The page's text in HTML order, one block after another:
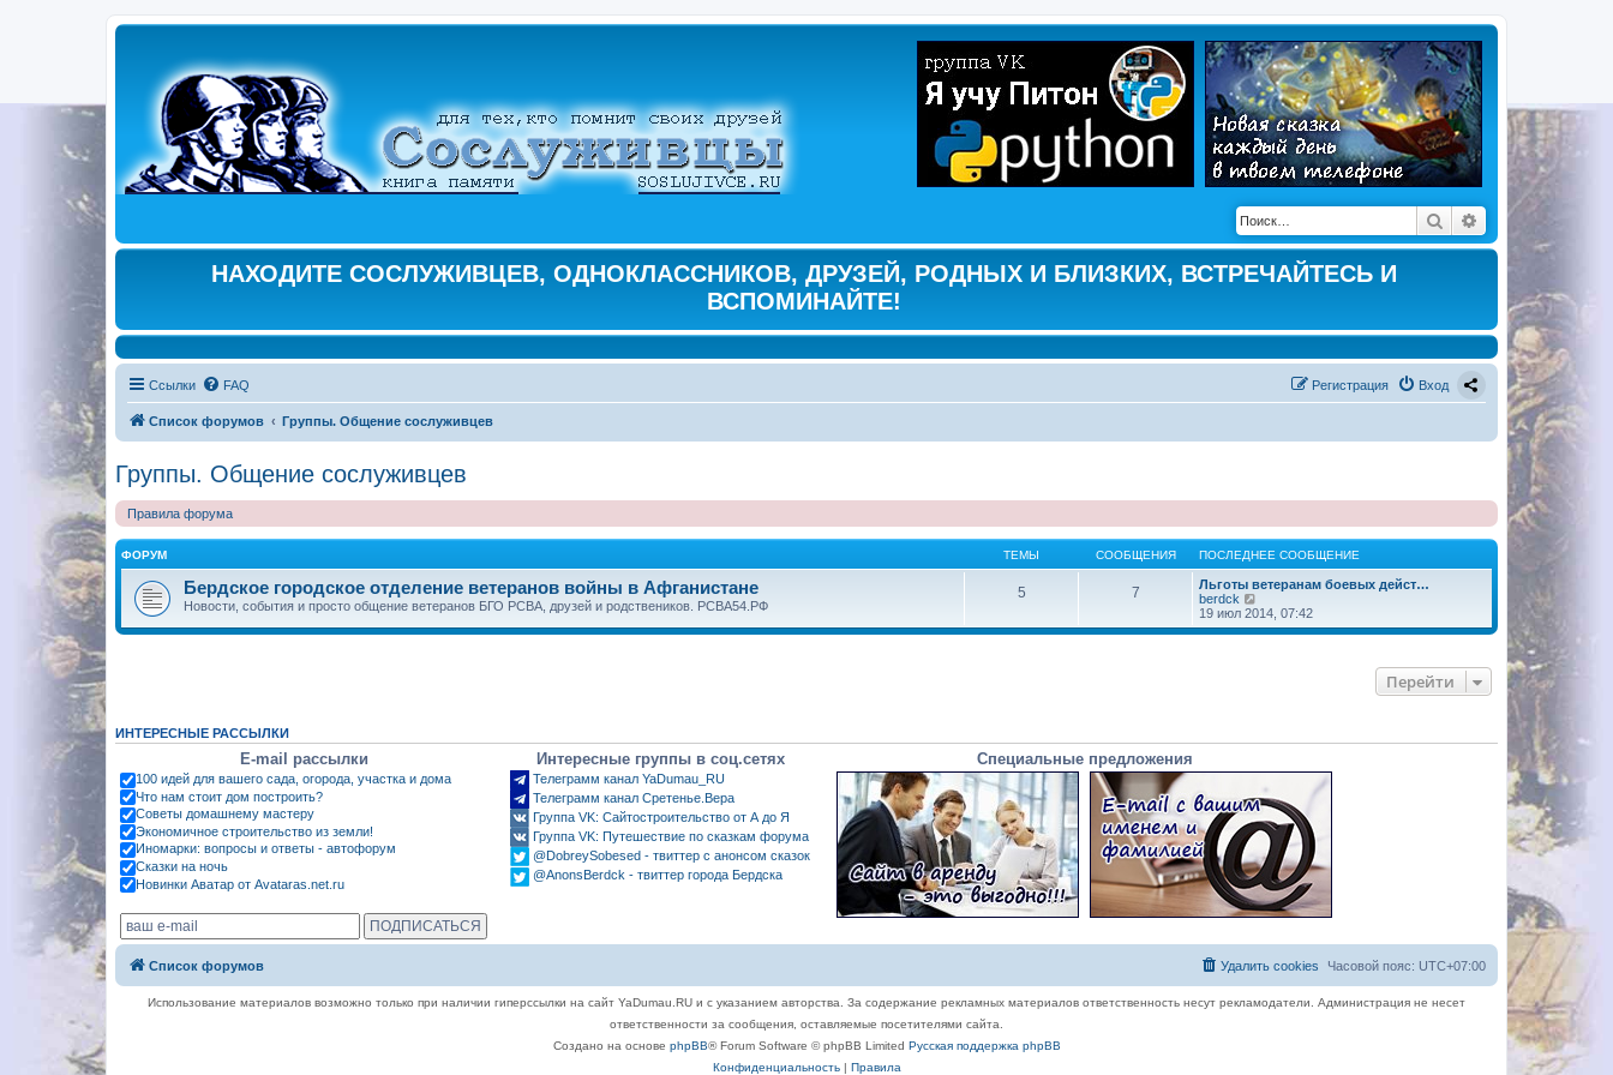
Поиск Расширенный
НАХОДИТЕ СОСЛУЖИВЦЕВ, ОДНОКЛАССНИКОВ, ДРУЗЕЙ, РОДНЫХ И БЛИЗКИХ, ВСТРЕЧАЙТЕСЬ И
ВСПОМИНАЙТЕ!
Ссылки FAQ Вход
Регистрация
Список форумов Группы. Общение сослуживцев
Группы. Общение сослуживцев
Правила форума
ФОРУМ ТЕМЫ СООБЩЕНИЯ ПОСЛЕДНЕЕ СООБЩЕНИЕ
Бердское городское отделение ветеранов войны в Афганистане
Новости, события и просто общение ветеранов БГО РСВА, друзей и родствеников. РСВА54.РФ
5 7
Льготы ветеранам боевых дейст…
berdck
е
р
с
е
н
е
м
с
о
о
б
щ
н
ю
19 июл 2014, 07:42
Перейти
ИНТЕРЕСНЫЕ РАССЫЛКИ
E-mail рассылки
100 идей для вашего сада, огорода, участка и дома
Что нам стоит дом построить?
Советы домашнему мастеру
Экономичное строительство из земли!
Иномарки: вопросы и ответы - автофорум
Сказки на ночь
Новинки Аватар от Avataras.net.ru
Интересные группы в соц.сетях
Телеграмм канал YaDumau_RU
Телеграмм канал Сретенье.Вера
Группа VK: Сайтостроительство от А до Я
Группа VK: Путешествие по сказкам форума
@DobreySobesed - твиттер с анонсом сказок
@AnonsBerdck - твиттер города Бердска
Специальные предложения
Список форумов Часовой пояс: UTC+07:00
Удалить cookies
Использование материалов возможно только при наличии гиперссылки на сайт YaDumau.RU и с указанием авторства. За содержание рекламных материалов ответственность несут рекламодатели. Администрация не несет
ответственности за сообщения, оставляемые посетителями сайта.
Создано на основе phpBB® Forum Software © phpBB Limited Русская поддержка phpBB
Конфиденциальность| Правила